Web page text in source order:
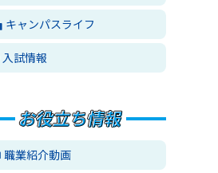
キャンパスライフ
入試情報
職業紹介動画